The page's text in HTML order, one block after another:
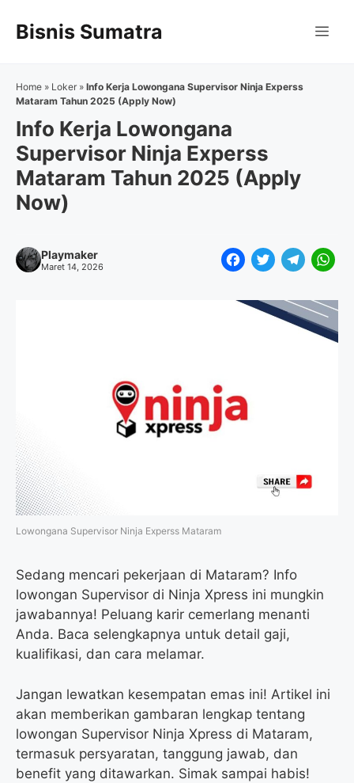
Bisnis Sumatra
Home » Loker » Info Kerja Lowongana Supervisor Ninja Experss
Mataram Tahun 2025 (Apply Now)
Info Kerja Lowongana
Supervisor Ninja Experss
Mataram Tahun 2025 (Apply
Now)
Playmaker
Maret 14, 2026
F
o
T
i
T
l
W
a
t
Lowongana Supervisor Ninja Experss Mataram
Sedang mencari pekerjaan di Mataram? Info
lowongan Supervisor di Ninja Xpress ini mungkin
jawabannya! Peluang karir cemerlang menanti
Anda. Baca selengkapnya untuk detail gaji,
kualifikasi, dan cara melamar.
Jangan lewatkan kesempatan emas ini! Artikel ini
akan memberikan gambaran lengkap tentang
lowongan Supervisor Ninja Xpress di Mataram,
termasuk persyaratan, tanggung jawab, dan
benefit yang ditawarkan. Simak sampai habis!